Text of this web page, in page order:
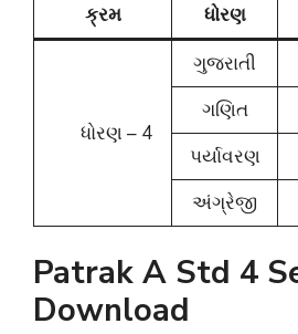
ક્રમ ધોરણ
ધોરણ – 4
ગુજરાતી
ગણિત
પર્યાવરણ
અંગ્રેજી
Patrak A Std 4
Download